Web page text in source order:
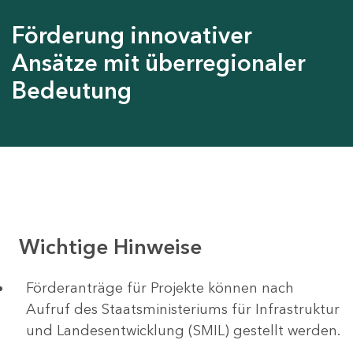
Förderung innovativer
Ansätze mit überregionaler
Bedeutung
Wichtige Hinweise
Förderanträge für Projekte können nach
Aufruf des Staatsministeriums für Infrastruktur
und Landesentwicklung (SMIL) gestellt werden.